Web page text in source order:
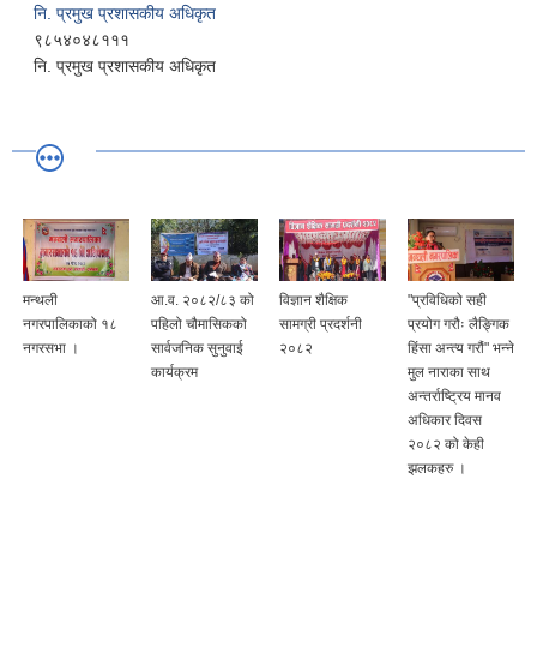
नि. प्रमुख प्रशासकीय अधिकृत
९८५४०४८१११
नि. प्रमुख प्रशासकीय अधिकृत
मन्थली
नगरपालिकाको १८
नगरसभा ।
आ.व. २०८२/८३ को
पहिलो चौमासिकको
सार्वजनिक सुनुवाई
कार्यक्रम
विज्ञान शैक्षिक
सामग्री प्रदर्शनी
२०८२
"प्रविधिको सही
प्रयोग गरौः लैङ्गिक
हिंसा अन्त्य गरौं" भन्ने
मुल नाराका साथ
अन्तर्राष्ट्रिय मानव
अधिकार दिवस
२०८२ को केही
झलकहरु ।